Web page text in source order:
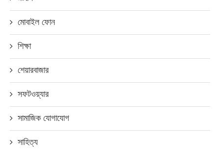
মোবাইল ফোন
শিক্ষা
শেয়ারবাজার
সফটওয়্যার
সামাজিক যোগাযোগ
সাহিত্য